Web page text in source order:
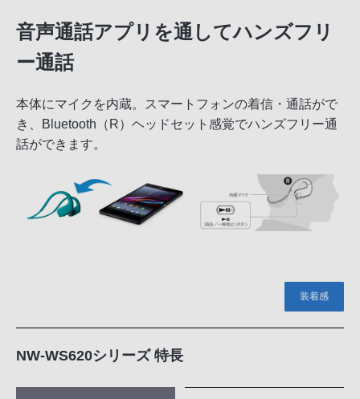
音声通話アプリを通してハンズフリ
ー通話
本体にマイクを内蔵。スマートフォンの着信・通話がで
き、Bluetooth（R）ヘッドセット感覚でハンズフリー通
話ができます。
装着感
NW-WS620シリーズ 特長